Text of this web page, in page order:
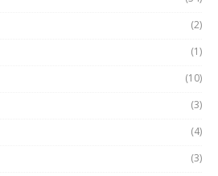
(2)
(1)
(10)
(3)
(4)
(3)